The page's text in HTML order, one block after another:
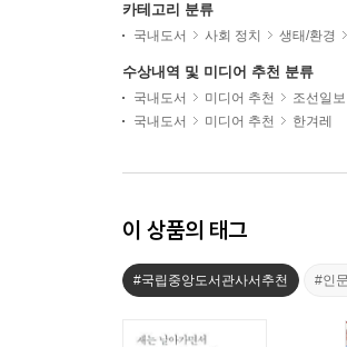
카테고리 분류
국내도서 사회 정치 생태/환경
수상내역 및 미디어 추천 분류
국내도서 미디어 추천
조선일보
국내도서
미디어 추천 한겨레
이 상품의 태그
#국립중앙도서관사서추천 #인